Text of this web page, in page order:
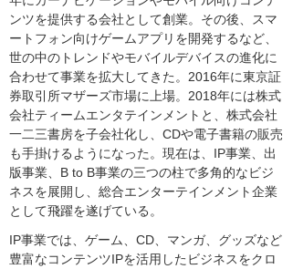
ンツを提供する会社として創業。その後、スマ
ートフォン向けゲームアプリを開発するなど、
世の中のトレンドやモバイルデバイスの進化に
合わせて事業を拡大してきた。2016年に東京証
券取引所マザーズ市場に上場。2018年には株式
会社ティームエンタテインメントと、株式会社
一二三書房を子会社化し、CDや電子書籍の販売
も手掛けるようになった。現在は、IP事業、出
版事業、B to B事業の三つの柱で多角的なビジ
ネスを展開し、総合エンターテインメント企業
として飛躍を遂げている。
IP事業では、ゲーム、CD、マンガ、グッズなど
豊富なコンテンツIPを活用したビジネスをクロ